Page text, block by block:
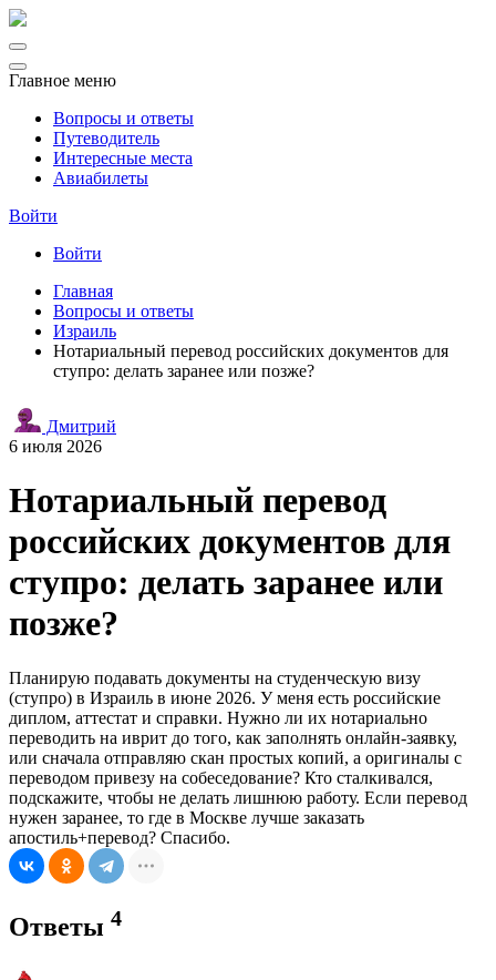
Главное меню
Вопросы и ответы
Путеводитель
Интересные места
Авиабилеты
Войти
Войти
Главная
Вопросы и ответы
Израиль
Нотариальный перевод российских документов для
ступро: делать заранее или позже?
Дмитрий
6 июля 2026
Нотариальный перевод
российских документов для
ступро: делать заранее или
позже?
Планирую подавать документы на студенческую визу
(ступро) в Израиль в июне 2026. У меня есть российские
диплом, аттестат и справки. Нужно ли их нотариально
переводить на иврит до того, как заполнять онлайн-заявку,
или сначала отправляю скан простых копий, а оригиналы с
переводом привезу на собеседование? Кто сталкивался,
подскажите, чтобы не делать лишнюю работу. Если перевод
нужен заранее, то где в Москве лучше заказать
апостиль+перевод? Спасибо.
Ответы 4